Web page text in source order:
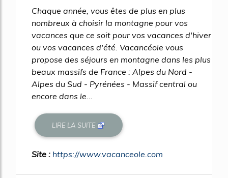
Chaque année, vous êtes de plus en plus
nombreux à choisir la montagne pour vos
vacances que ce soit pour vos vacances d'hiver
ou vos vacances d'été. Vacancéole vous
propose des séjours en montagne dans les plus
beaux massifs de France : Alpes du Nord -
Alpes du Sud - Pyrénées - Massif central ou
encore dans le...
LIRE LA SUITE
Site : https://www.vacanceole.com